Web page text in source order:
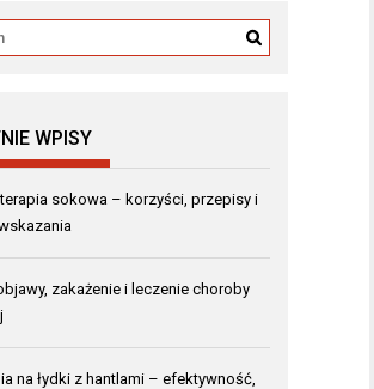
WPISY
sokowa – korzyści, przepisy i
zakażenie i leczenie choroby
na łydki z hantlami – efektywność,